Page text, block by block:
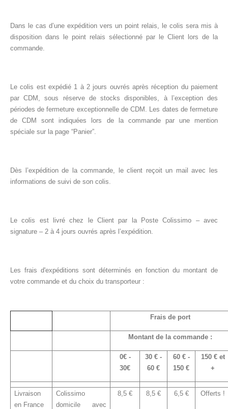
Dans le cas d’une expédition vers un point relais, le colis sera mis à
disposition dans le point relais sélectionné par le Client lors de la
commande.
Le colis est expédié 1 à 2 jours ouvrés après réception du paiement
par CDM, sous réserve de stocks disponibles, à l’exception des
périodes de fermeture exceptionnelle de CDM. Les dates de fermeture
de CDM sont indiquées lors de la commande par une mention
spéciale sur la page “Panier”.
Dès l’expédition de la commande, le client reçoit un mail avec les
informations de suivi de son colis.
Le colis est livré chez le Client par la Poste Colissimo – avec
signature – 2 à 4 jours ouvrés après l’expédition.
Les frais d'expéditions sont déterminés en fonction du montant de
votre commande et du choix du transporteur :
Frais de port
Montant de la commande :
0€ -
30€
30 € -
60 €
60 € -
150 €
150 € et
+
Livraison
en France
Colissimo
domicile avec
8,5 € 8,5 € 6,5 € Offerts !